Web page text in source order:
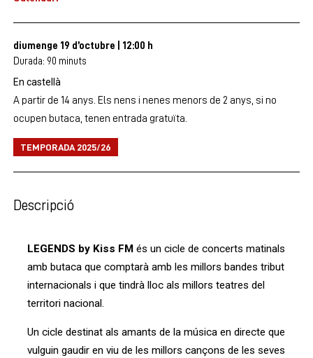
diumenge 19 d’octubre 12:00 h
Durada: 90 minuts
En castellà
A partir de 14 anys. Els nens i nenes menors de 2 anys, si no
ocupen butaca, tenen entrada gratuïta.
TEMPORADA 2025/26
Descripció
LEGENDS by Kiss FM és un cicle de concerts matinals
amb butaca que comptarà amb les millors bandes tribut
internacionals i que tindrà lloc als millors teatres del
territori nacional.
Un cicle destinat als amants de la música en directe que
vulguin gaudir en viu de les millors cançons de les seves